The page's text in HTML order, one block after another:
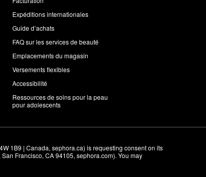
Expéditions internationales
Guide d’achats
FAQ sur les services de beauté
Emplacements du magasin
Versements flexibles
Accessibilité
Ressources de soins pour la peau
pour adolescents
1B9 | Canada, sephora.ca) is requesting consent on its
Francisco, CA 94105, sephora.com). You may